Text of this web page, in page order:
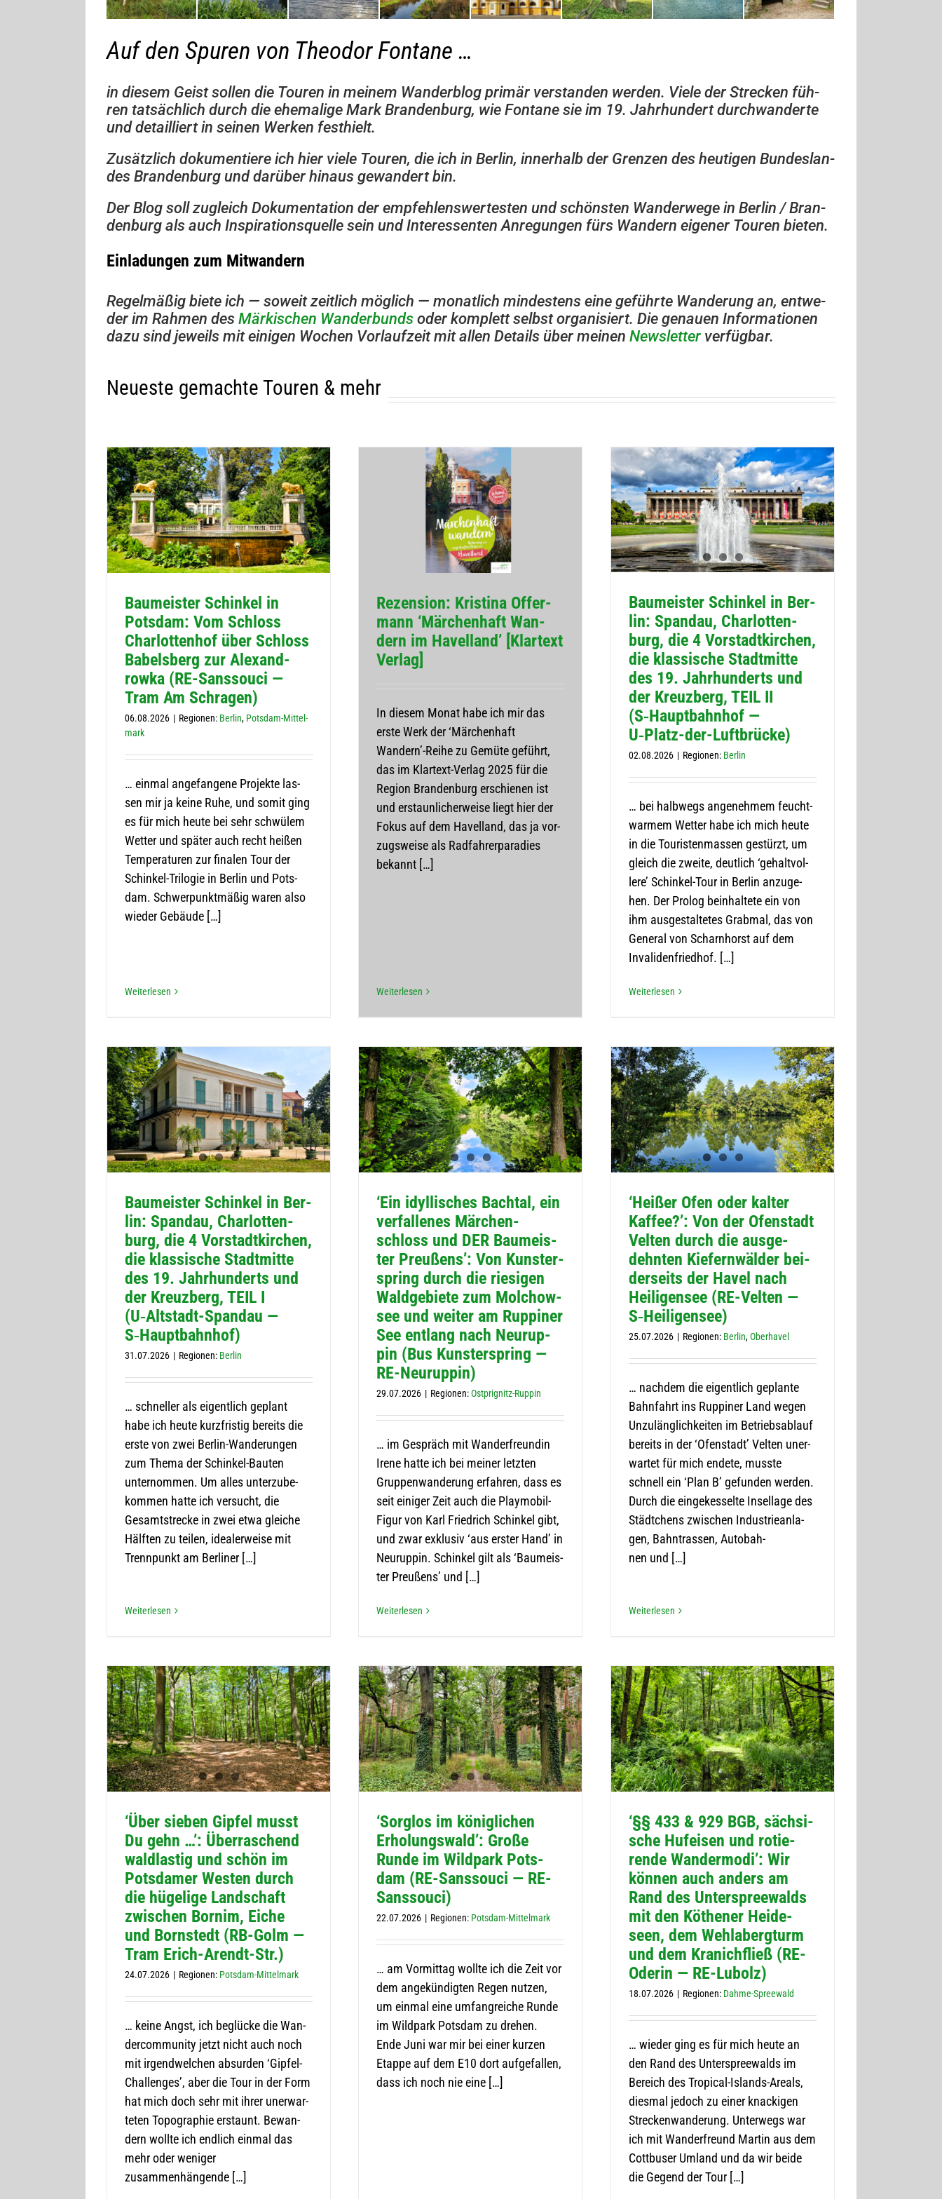
Auf den Spu­ren von Theo­dor Fontane …
in die­sem Geist sol­len die Tou­ren in mei­nem Wan­der­blog pri­mär ver­stan­den wer­den. Viele der Stre­cken füh­
ren tat­säch­lich durch die ehe­ma­lige Mark Bran­den­burg, wie Fon­tane sie im 19. Jahr­hun­dert durch­wan­derte
und detail­liert in sei­nen Wer­ken festhielt.
Zusätz­lich doku­men­tiere ich hier viele Tou­ren, die ich in Ber­lin, inner­halb der Gren­zen des heu­ti­gen Bun­des­lan­
des Bran­den­burg und dar­über hin­aus gewan­dert bin.
Der Blog soll zugleich Doku­men­ta­tion der emp­feh­lens­wer­tes­ten und schöns­ten Wan­der­wege in Ber­lin / Bran­
den­burg als auch Inspi­ra­ti­ons­quelle sein und Inter­es­sen­ten Anre­gun­gen fürs Wan­dern eige­ner Tou­ren bieten.
Ein­la­dun­gen zum Mitwandern
Regel­mä­ßig biete ich — soweit zeit­lich mög­lich — monat­lich min­des­tens eine geführte Wan­de­rung an, ent­we­
der im Rah­men des Mär­ki­schen Wan­der­bunds oder kom­plett selbst orga­ni­siert. Die genauen Infor­ma­tio­nen
dazu sind jeweils mit eini­gen Wochen Vor­lauf­zeit mit allen Details über mei­nen News­let­ter verfügbar.
Neu­este gemachte Tou­ren & mehr
Bau­meis­ter Schin­kel in
Pots­dam: Vom Schloss
Char­lot­ten­hof über Schloss
Babels­berg zur Alex­an­d­
rowka (RE-San­s­­souci —
Tram Am Schragen)
06.08.2026 | Regio­nen: Ber­lin, Pots­dam-Mit­tel­
mark
… ein­mal ange­fan­gene Pro­jekte las­
sen mir ja keine Ruhe, und somit ging
es für mich heute bei sehr schwü­lem
Wet­ter und spä­ter auch recht hei­ßen
Tem­pe­ra­tu­ren zur fina­len Tour der
Schin­kel-Tri­­lo­­gie in Ber­lin und Pots­
dam. Schwer­punkt­mä­ßig waren also
wie­der Gebäude […]
Wei­ter­le­sen
Rezen­sion: Kris­tina Offer­
mann ‘Mär­chen­haft Wan­
dern im Havel­land’ [Klar­text
Verlag]
In die­sem Monat habe ich mir das
erste Werk der ‘Mär­chen­haft
Wandern’-Reihe zu Gemüte geführt,
das im Klar­­text-Ver­­lag 2025 für die
Region Bran­den­burg erschie­nen ist
und erstaun­li­cher­weise liegt hier der
Fokus auf dem Havel­land, das ja vor­
zugs­weise als Rad­fah­rer­pa­ra­dies
bekannt […]
Wei­ter­le­sen
Bau­meis­ter Schin­kel in Ber­
lin: Span­dau, Char­lot­ten­
burg, die 4 Vor­stadt­kir­chen,
die klas­si­sche Stadt­mitte
des 19. Jahr­hun­derts und
der Kreuz­berg, TEIL II
(S‑Hauptbahnhof —
U‑Platz-der-Luft­­brü­­cke)
02.08.2026 | Regio­nen: Ber­lin
… bei halb­wegs ange­neh­mem feucht­
war­mem Wet­ter habe ich mich heute
in die Tou­ris­ten­mas­sen gestürzt, um
gleich die zweite, deut­lich ‘gehalt­vol­
lere’ Schin­kel-Tour in Ber­lin anzu­ge­
hen. Der Pro­log beinhal­tete ein von
ihm aus­ge­stal­te­tes Grab­mal, das von
Gene­ral von Scharn­horst auf dem
Invalidenfriedhof. […]
Wei­ter­le­sen
Bau­meis­ter Schin­kel in Ber­
lin: Span­dau, Char­lot­ten­
burg, die 4 Vor­stadt­kir­chen,
die klas­si­sche Stadt­mitte
des 19. Jahr­hun­derts und
der Kreuz­berg, TEIL I
(U‑Al­t­­stadt-Span­­dau —
S‑Hauptbahnhof)
31.07.2026 | Regio­nen: Ber­lin
… schnel­ler als eigent­lich geplant
habe ich heute kurz­fris­tig bereits die
erste von zwei Ber­­lin-Wan­­de­run­­gen
zum Thema der Schin­kel-Bau­­ten
unter­nom­men. Um alles unter­zu­be­
kom­men hatte ich ver­sucht, die
Gesamt­stre­cke in zwei etwa glei­che
Hälf­ten zu tei­len, idea­ler­weise mit
Trenn­punkt am Berliner […]
Wei­ter­le­sen
‘Ein idyl­li­sches Bach­tal, ein
ver­fal­le­nes Mär­chen­
schloss und DER Bau­meis­
ter Preu­ßens’: Von Kunst­er­
spring durch die rie­si­gen
Wald­ge­biete zum Molchow­
see und wei­ter am Rup­pi­ner
See ent­lang nach Neu­rup­
pin (Bus Kunst­er­spring —
RE-Neuruppin)
29.07.2026 | Regio­nen:Ostp­ri­g­nitz-Rup­pin
… im Gespräch mit Wan­der­freun­din
Irene hatte ich bei mei­ner letz­ten
Grup­pen­wan­de­rung erfah­ren, dass es
seit eini­ger Zeit auch die Play­­mo­­bil-
Figur von Karl Fried­rich Schin­kel gibt,
und zwar exklu­siv ‘aus ers­ter Hand’ in
Neu­rup­pin. Schin­kel gilt als ‘Bau­meis­
ter Preu­ßens’ und […]
Wei­ter­le­sen
‘Hei­ßer Ofen oder kal­ter
Kaf­fee?’: Von der Ofen­stadt
Vel­ten durch die aus­ge­
dehn­ten Kie­fern­wäl­der bei­
der­seits der Havel nach
Hei­li­gen­see (RE-Vel­­ten —
S‑Heiligensee)
25.07.2026 | Regio­nen: Ber­lin,Ober­ha­vel
… nach­dem die eigent­lich geplante
Bahn­fahrt ins Rup­pi­ner Land wegen
Unzu­läng­lich­kei­ten im Betriebs­ab­lauf
bereits in der ‘Ofen­stadt’ Vel­ten uner­
war­tet für mich endete, musste
schnell ein ‘Plan B’ gefun­den wer­den.
Durch die ein­ge­kes­selte Insel­lage des
Städt­chens zwi­schen Indus­trie­an­la­
gen, Bahn­tras­sen, Auto­bah­
nen und […]
Wei­ter­le­sen
‘Über sie­ben Gip­fel musst
Du gehn …’: Über­ra­schend
wald­las­tig und schön im
Pots­da­mer Wes­ten durch
die hüge­lige Land­schaft
zwi­schen Bor­nim, Eiche
und Born­stedt (RB-Golm —
Tram Erich-Arendt-Str.)
24.07.2026 | Regio­nen: Pots­dam-Mit­tel­mark
… keine Angst, ich beglü­cke die Wan­
der­com­mu­nity jetzt nicht auch noch
mit irgend­wel­chen absur­den ‘Gip­­fel-
Chal­­lenges’, aber die Tour in der Form
hat mich doch sehr mit ihrer uner­war­
te­ten Topo­gra­phie erstaunt. Bewan­
dern wollte ich end­lich ein­mal das
mehr oder weni­ger
zusammenhängende […]
‘Sorg­los im könig­li­chen
Erho­lungs­wald’: Große
Runde im Wild­park Pots­
dam (RE-San­s­­souci — RE-
Sanssouci)
22.07.2026 | Regio­nen: Pots­dam-Mit­tel­mark
… am Vor­mit­tag wollte ich die Zeit vor
dem ange­kün­dig­ten Regen nut­zen,
um ein­mal eine umfang­rei­che Runde
im Wild­park Pots­dam zu dre­hen.
Ende Juni war mir bei einer kur­zen
Etappe auf dem E10 dort auf­ge­fal­len,
dass ich noch nie eine […]
‘§§ 433 & 929 BGB, säch­si­
sche Huf­ei­sen und rotie­
rende Wan­der­modi’: Wir
kön­nen auch anders am
Rand des Unter­spree­walds
mit den Köthe­ner Hei­de­
seen, dem Wehla­berg­turm
und dem Kra­nich­fließ (RE-
Ode­rin — RE-Lubolz)
18.07.2026 | Regio­nen: Dahme-Spree­wald
… wie­der ging es für mich heute an
den Rand des Unter­spree­walds im
Bereich des Tro­pi­­cal-Islands-Are­als,
dies­mal jedoch zu einer kna­cki­gen
Stre­cken­wan­de­rung. Unter­wegs war
ich mit Wan­der­freund Mar­tin aus dem
Cott­bu­ser Umland und da wir beide
die Gegend der Tour […]